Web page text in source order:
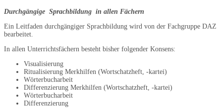
Durchgängige Sprachbildung in allen Fächern
Ein Leitfaden durchgängiger Sprachbildung wird von der Fachgruppe DAZ
bearbeitet.
In allen Unterrichtsfächern besteht bisher folgender Konsens:
Visualisierung
Ritualisierung Merkhilfen (Wortschatzheft, -kartei)
Wörterbucharbeit
Differenzierung Merkhilfen (Wortschatzheft, -kartei)
Wörterbucharbeit
Differenzierung